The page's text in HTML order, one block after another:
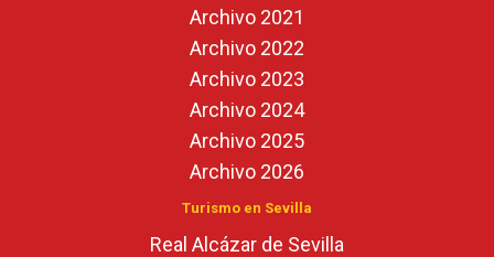
Archivo 2021
Archivo 2022
Archivo 2023
Archivo 2024
Archivo 2025
Archivo 2026
Turismo en Sevilla
Real Alcázar de Sevilla